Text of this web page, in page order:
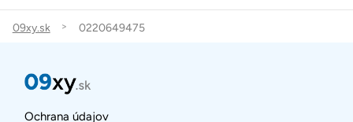
09xy.sk 0220649475
Ochrana údajov